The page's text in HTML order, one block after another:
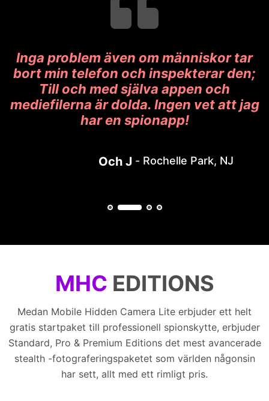
Inga problem även om människor tar
bort min telefon och inspekterar den;
Till och med själva appen och
mediefilerna är dolda. Ingen vet att jag
har en spionapp!
Och J Rochelle Park, NJ
MHC EDITIONS
Medan Mobile Hidden Camera Lite erbjuder ett helt
gratis startpaket till professionell spionskytte, erbjuder
Standard, Pro & Premium Editions det mest avancerade
stealth -fotograferingspaketet som världen någonsin
har sett, allt med ett rimligt pris.